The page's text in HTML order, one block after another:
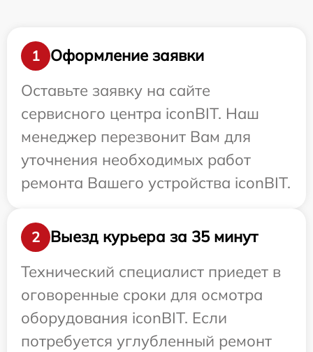
1
Оформление заявки
Оставьте заявку на сайте
сервисного центра iconBIT. Наш
менеджер перезвонит Вам для
уточнения необходимых работ
ремонта Вашего устройства iconBIT.
2
Выезд курьера за 35 минут
Технический специалист приедет в
оговоренные сроки для осмотра
оборудования iconBIT. Если
потребуется углубленный ремонт